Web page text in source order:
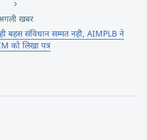
खबर
बहस संविधान सम्मत नही, AIMPLB ने
को लिखा पत्र